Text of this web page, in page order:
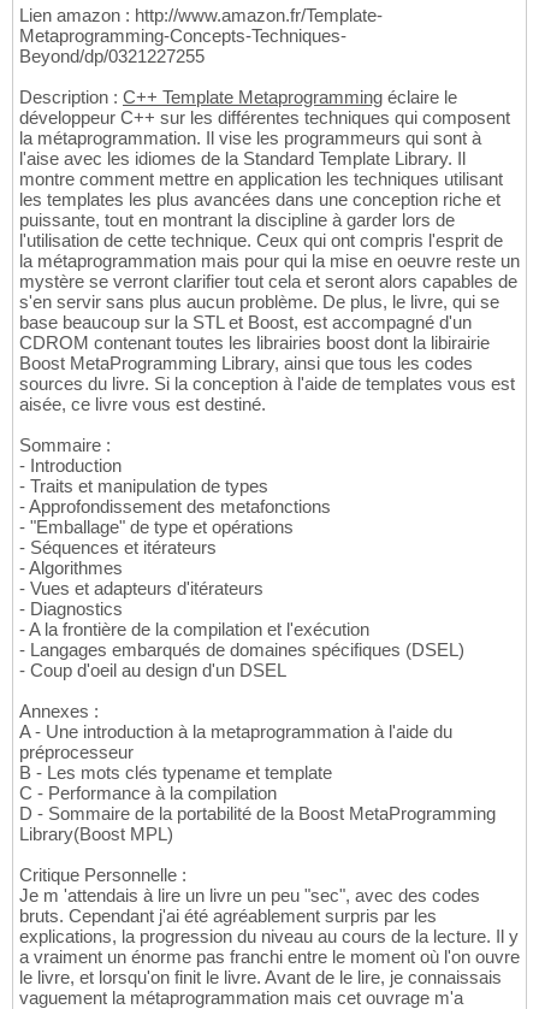
Lien amazon : http://www.amazon.fr/Template-
Metaprogramming-Concepts-Techniques-
Beyond/dp/0321227255
Description : C++ Template Metaprogramming éclaire le
développeur C++ sur les différentes techniques qui composent
la métaprogrammation. Il vise les programmeurs qui sont à
l'aise avec les idiomes de la Standard Template Library. Il
montre comment mettre en application les techniques utilisant
les templates les plus avancées dans une conception riche et
puissante, tout en montrant la discipline à garder lors de
l'utilisation de cette technique. Ceux qui ont compris l'esprit de
la métaprogrammation mais pour qui la mise en oeuvre reste un
mystère se verront clarifier tout cela et seront alors capables de
s'en servir sans plus aucun problème. De plus, le livre, qui se
base beaucoup sur la STL et Boost, est accompagné d'un
CDROM contenant toutes les librairies boost dont la libirairie
Boost MetaProgramming Library, ainsi que tous les codes
sources du livre. Si la conception à l'aide de templates vous est
aisée, ce livre vous est destiné.
Sommaire :
- Introduction
- Traits et manipulation de types
- Approfondissement des metafonctions
- "Emballage" de type et opérations
- Séquences et itérateurs
- Algorithmes
- Vues et adapteurs d'itérateurs
- Diagnostics
- A la frontière de la compilation et l'exécution
- Langages embarqués de domaines spécifiques (DSEL)
- Coup d'oeil au design d'un DSEL
Annexes :
A - Une introduction à la metaprogrammation à l'aide du
préprocesseur
B - Les mots clés typename et template
C - Performance à la compilation
D - Sommaire de la portabilité de la Boost MetaProgramming
Library(Boost MPL)
Critique Personnelle :
Je m 'attendais à lire un livre un peu "sec", avec des codes
bruts. Cependant j'ai été agréablement surpris par les
explications, la progression du niveau au cours de la lecture. Il y
a vraiment un énorme pas franchi entre le moment où l'on ouvre
le livre, et lorsqu'on finit le livre. Avant de le lire, je connaissais
vaguement la métaprogrammation mais cet ouvrage m'a